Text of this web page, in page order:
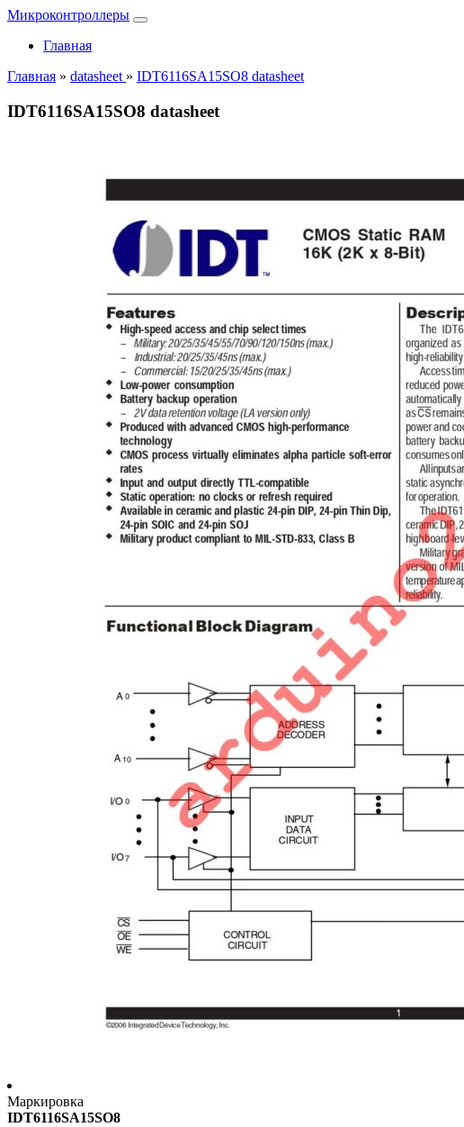
Микроконтроллеры
Главная
Главная » datasheet » IDT6116SA15SO8 datasheet
IDT6116SA15SO8 datasheet
Маркировка
IDT6116SA15SO8